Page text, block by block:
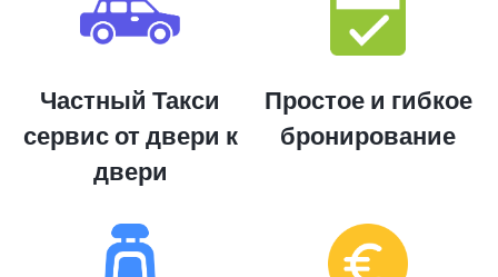
Частный Такси
сервис от двери к
двери
Простое и гибкое
бронирование